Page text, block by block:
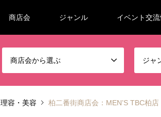
商店会 ジャンル イベント交
商店会から選ぶ ジャ
理容・美容 柏二番街商店会：MEN’S TBC柏店